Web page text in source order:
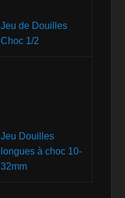
Jeu de Douilles
Choc 1/2
Jeu Douilles
longues à choc 10-
32mm